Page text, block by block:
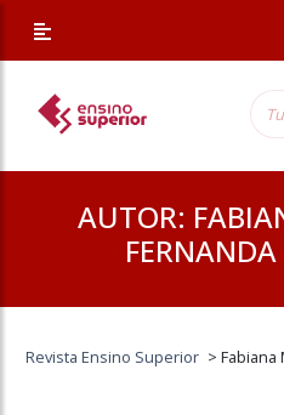
AUTOR:
Revista Ensino Superior > Fabiana